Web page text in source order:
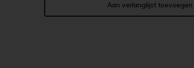
Aan verlanglijst toevoegen